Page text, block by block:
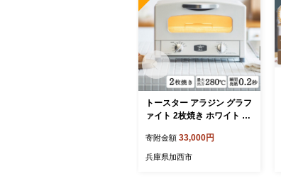
トースター アラジン グラフ
ァイト 2枚焼き ホワイト A
れ インテリア キッチン 家
電 兵庫 加西市 お掃除 お手
寄附金額 33,000円
兵庫県加西市